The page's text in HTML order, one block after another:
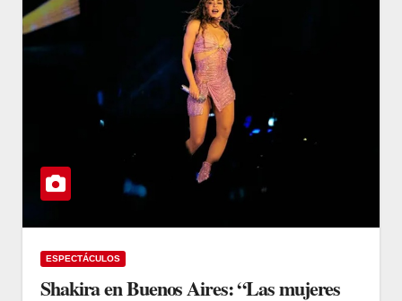
ESPECTÁCULOS
Shakira en Buenos Aires: “Las mujeres